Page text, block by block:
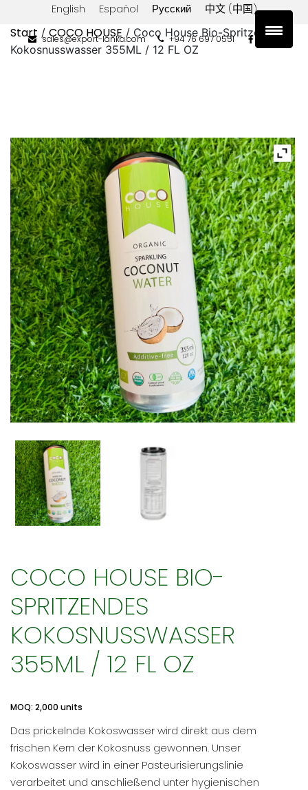
English Español Русский 中文 (中国)
sales@export-lanka.com +94 76 697 0551
Start / COCO HOUSE / Coco House Bio-Spritzendes
Kokosnusswasser 355ML / 12 FL OZ
COCO HOUSE BIO-
SPRITZENDES
KOKOSNUSSWASSER
355ML / 12 FL OZ
MOQ: 2,000 units
Das prickelnde Kokoswasser wird direkt aus dem
frischen Kern der Kokosnuss gewonnen. Unser
Kokoswasser wird in einer Pasteurisierungslinie
verarbeitet und anschließend unter hygienischen